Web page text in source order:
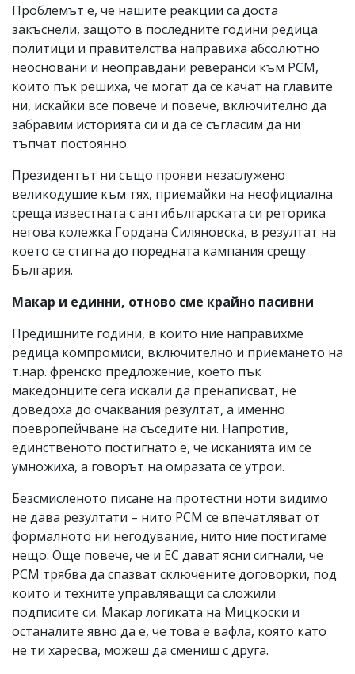
Проблемът е, че нашите реакции са доста
закъснели, защото в последните години редица
политици и правителства направиха абсолютно
неосновани и неоправдани реверанси към РСМ,
които пък решиха, че могат да се качат на главите
ни, искайки все повече и повече, включително да
забравим историята си и да се съгласим да ни
тъпчат постоянно.
Президентът ни също прояви незаслужено
великодушие към тях, приемайки на неофициална
среща известната с антибългарската си реторика
негова колежка Гордана Силяновска, в резултат на
което се стигна до поредната кампания срещу
България.
Макар и единни, отново сме крайно пасивни
Предишните години, в които ние направихме
редица компромиси, включително и приемането на
т.нар. френско предложение, което пък
македонците сега искали да пренаписват, не
доведоха до очаквания резултат, а именно
поевропейчване на съседите ни. Напротив,
единственото постигнато е, че исканията им се
умножиха, а говорът на омразата се утрои.
Безсмисленото писане на протестни ноти видимо
не дава резултати – нито РСМ се впечатляват от
формалното ни негодувание, нито ние постигаме
нещо. Още повече, че и ЕС дават ясни сигнали, че
РСМ трябва да спазват сключените договорки, под
които и техните управляващи са сложили
подписите си. Макар логиката на Мицкоски и
останалите явно да е, че това е вафла, която като
не ти харесва, можеш да смениш с друга.